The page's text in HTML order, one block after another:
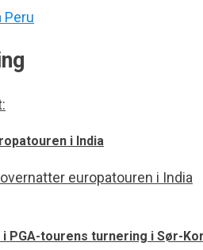
Peru
i India
PGA-tourens turnering i Sør-